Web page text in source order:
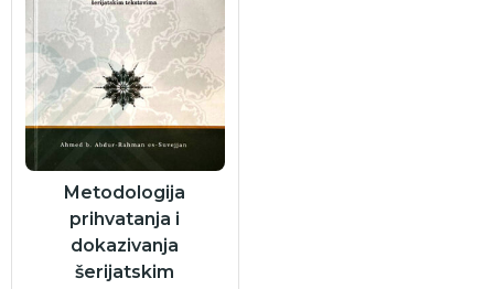
Metodologija
prihvatanja i
dokazivanja
šerijatskim